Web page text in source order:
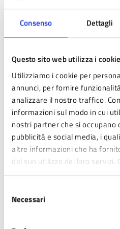
Consenso Dettagli
Questo sito web utilizza i cookie
Utilizziamo i cookie per
annunci, per fornire
analizzare il nostro traffico.
informazioni sul modo in cui
nostri partner che si occupano
pubblicità e social media, i
altre informazioni che ha
dal suo utilizzo dei loro servizi.
delNecessari
Quanto costa
Comunale stabilisce le tariffe
del vigente
Regolamento per l’accesso ai
definizione delle modalità di
delle agevolazioni tariffarie
dell’I.S.E.E.“
previste riduzioni tariffarie nei